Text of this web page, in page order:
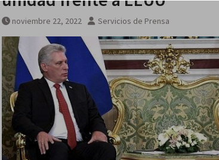
de
a Israel
noviembre 22, 2022 Servicios de Prensa